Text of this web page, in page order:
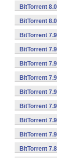
BitTorrent
BitTorrent
BitTorrent
BitTorrent
BitTorrent
BitTorrent
BitTorrent
BitTorrent
BitTorrent
BitTorrent
BitTorrent